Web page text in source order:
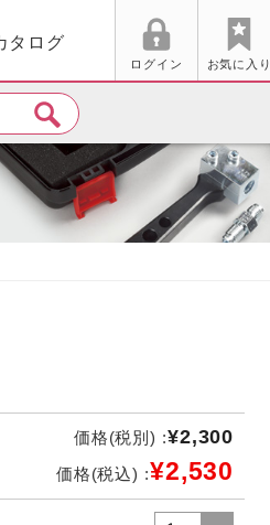
タログ
ログイン お気に入り
価格(税別) :¥2,300
価格(税込) :¥2,530